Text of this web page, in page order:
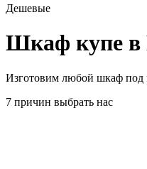
Дешевые
Шкаф купе в
Изготовим любой шкаф под
7 причин выбрать нас